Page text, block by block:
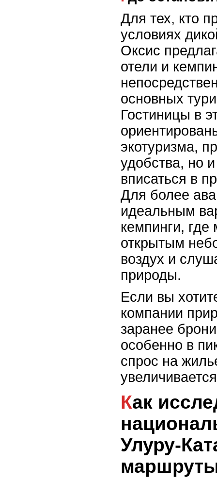
Для тех, кто
условиях
Оксис
отели и
основных
Гостиницы в
экотуризма,
удобства, но
вписаться в
Для более
идеальным
кемпинги, где
открытым
воздух и
природы.
Если вы
компании
заранее
особенно в
спрос на
Как исследовать
Улуру-